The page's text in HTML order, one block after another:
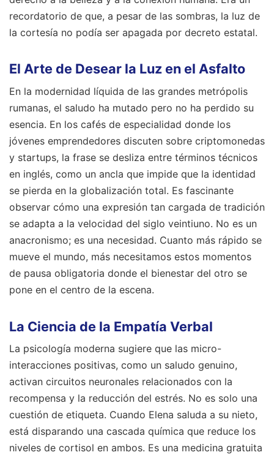
recordatorio de que, a pesar de las sombras, la luz de
la cortesía no podía ser apagada por decreto estatal.
El Arte de Desear la Luz en el Asfalto
En la modernidad líquida de las grandes metrópolis
rumanas, el saludo ha mutado pero no ha perdido su
esencia. En los cafés de especialidad donde los
jóvenes emprendedores discuten sobre criptomonedas
y startups, la frase se desliza entre términos técnicos
en inglés, como un ancla que impide que la identidad
se pierda en la globalización total. Es fascinante
observar cómo una expresión tan cargada de tradición
se adapta a la velocidad del siglo veintiuno. No es un
anacronismo; es una necesidad. Cuanto más rápido se
mueve el mundo, más necesitamos estos momentos
de pausa obligatoria donde el bienestar del otro se
pone en el centro de la escena.
La Ciencia de la Empatía Verbal
La psicología moderna sugiere que las micro-
interacciones positivas, como un saludo genuino,
activan circuitos neuronales relacionados con la
recompensa y la reducción del estrés. No es solo una
cuestión de etiqueta. Cuando Elena saluda a su nieto,
está disparando una cascada química que reduce los
niveles de cortisol en ambos. Es una medicina gratuita